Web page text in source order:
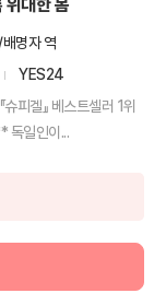
대한 몸
명자 역
YES24
피겔』 베스트셀러 1위
독일인이...